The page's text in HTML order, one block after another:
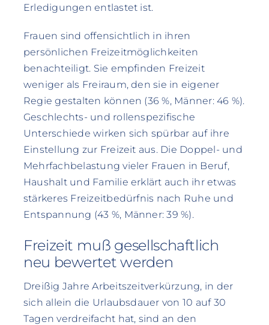
Erledigungen entlastet ist.
Frauen sind offensichtlich in ihren
persönlichen Freizeitmöglichkeiten
benachteiligt. Sie empfinden Freizeit
weniger als Freiraum, den sie in eigener
Regie gestalten können (36 %, Männer: 46 %).
Geschlechts- und rollenspezifische
Unterschiede wirken sich spürbar auf ihre
Einstellung zur Freizeit aus. Die Doppel- und
Mehrfachbelastung vieler Frauen in Beruf,
Haushalt und Familie erklärt auch ihr etwas
stärkeres Freizeitbedürfnis nach Ruhe und
Entspannung (43 %, Männer: 39 %).
Freizeit muß gesellschaftlich
neu bewertet werden
Dreißig Jahre Arbeitszeitverkürzung, in der
sich allein die Urlaubsdauer von 10 auf 30
Tagen verdreifacht hat, sind an den